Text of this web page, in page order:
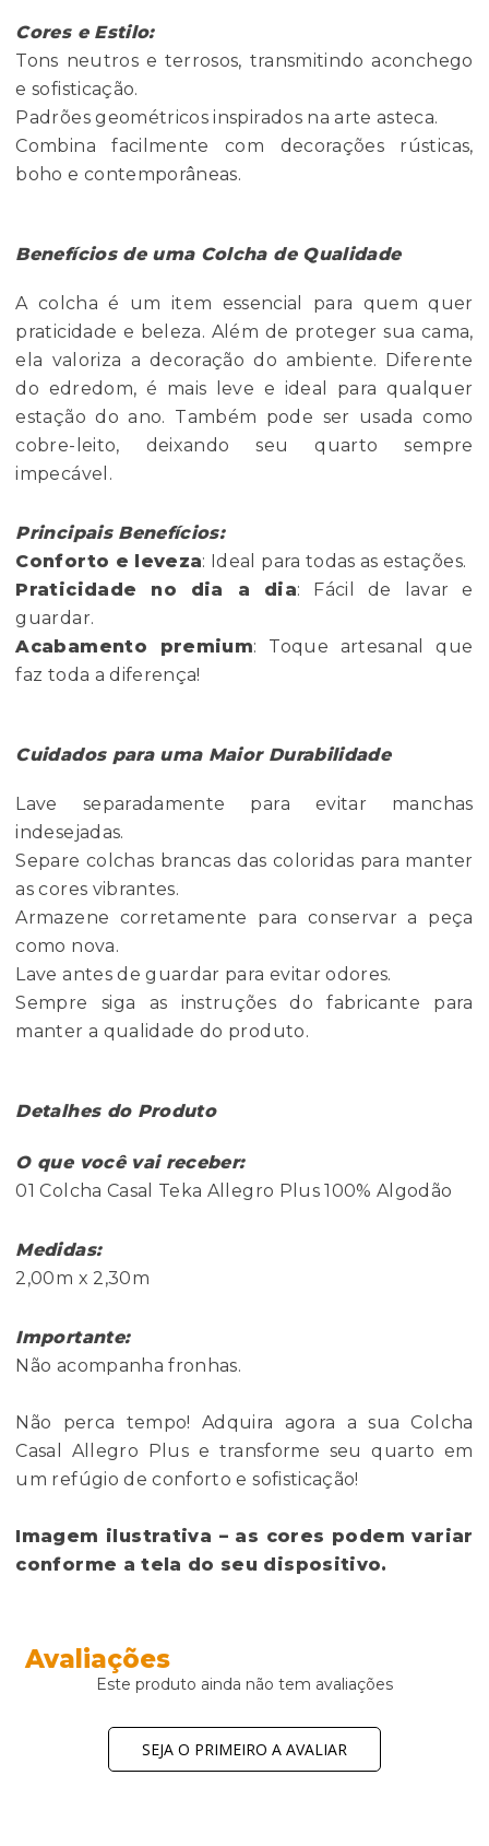
Cores e Estilo:
Tons neutros e terrosos, transmitindo aconchego
e sofisticação.
Padrões geométricos inspirados na arte asteca.
Combina facilmente com decorações rústicas,
boho e contemporâneas.
Benefícios de uma Colcha de Qualidade
A colcha é um item essencial para quem quer
praticidade e beleza. Além de proteger sua cama,
ela valoriza a decoração do ambiente. Diferente
do edredom, é mais leve e ideal para qualquer
estação do ano. Também pode ser usada como
cobre-leito, deixando seu quarto sempre
impecável.
Principais Benefícios:
Conforto e leveza: Ideal para todas as estações.
Praticidade no dia a dia: Fácil de lavar e
guardar.
Acabamento premium: Toque artesanal que
faz toda a diferença!
Cuidados para uma Maior Durabilidade
Lave separadamente para evitar manchas
indesejadas.
Separe colchas brancas das coloridas para manter
as cores vibrantes.
Armazene corretamente para conservar a peça
como nova.
Lave antes de guardar para evitar odores.
Sempre siga as instruções do fabricante para
manter a qualidade do produto.
Detalhes do Produto
O que você vai receber:
01 Colcha Casal Teka Allegro Plus 100% Algodão
Medidas:
2,00m x 2,30m
Importante:
Não acompanha fronhas.
Não perca tempo! Adquira agora a sua Colcha
Casal Allegro Plus e transforme seu quarto em
um refúgio de conforto e sofisticação!
Imagem ilustrativa – as cores podem variar
conforme a tela do seu dispositivo.
Avaliações
Este produto ainda não tem avaliações
SEJA O PRIMEIRO A AVALIAR